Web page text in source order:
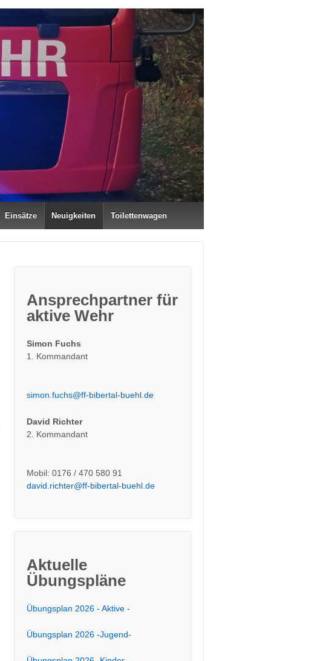
Einsätze Neuigkeiten Toilettenwagen
Ansprechpartner für
aktive Wehr
Simon Fuchs
1. Kommandant
simon.fuchs@ff-bibertal-buehl.de
David Richter
2. Kommandant
Mobil: 0176 / 470 580 91
david.richter@ff-bibertal-buehl.de
Aktuelle
Übungspläne
Übungsplan 2026 - Aktive -
Übungsplan 2026 -Jugend-